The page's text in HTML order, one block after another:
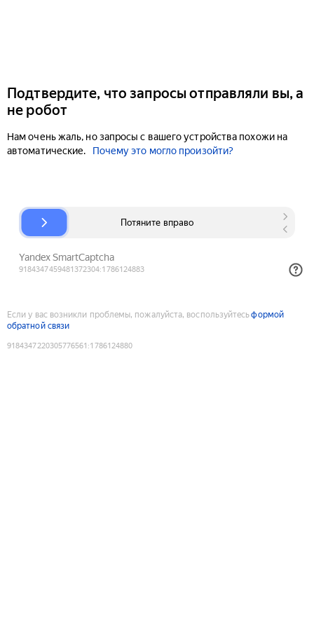
Подтвердите, что запросы отправляли вы, а
не робот
Нам очень жаль, но запросы с вашего устройства похожи на
автоматические.
Почему это могло произойти?
Если у вас возникли проблемы, пожалуйста, воспользуйтесьформой
обратной связи
9184347220305776561 :1786124880